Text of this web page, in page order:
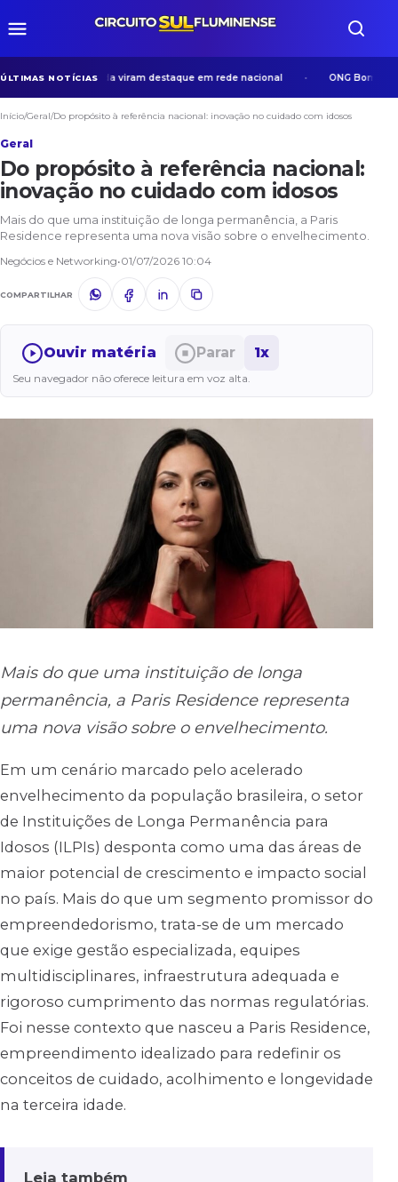
ÚLTIMAS NOTÍCIAS
em Volta Redonda viram destaque em rede nacional ONG Bom
Início/Geral/Do propósito à referência nacional: inovação no cuidado com idosos
Geral
Do propósito à referência nacional:
inovação no cuidado com idosos
Mais do que uma instituição de longa permanência, a Paris
Residence representa uma nova visão sobre o envelhecimento.
Negócios e Networking•01/07/2026 10:04
COMPARTILHAR
Ouvir matéria Parar 1x
Seu navegador não oferece leitura em voz alta.
Mais do que uma instituição de longa
permanência, a Paris Residence representa
uma nova visão sobre o envelhecimento.
Em um cenário marcado pelo acelerado
envelhecimento da população brasileira, o setor
de Instituições de Longa Permanência para
Idosos (ILPIs) desponta como uma das áreas de
maior potencial de crescimento e impacto social
no país. Mais do que um segmento promissor do
empreendedorismo, trata-se de um mercado
que exige gestão especializada, equipes
multidisciplinares, infraestrutura adequada e
rigoroso cumprimento das normas regulatórias.
Foi nesse contexto que nasceu a Paris Residence,
empreendimento idealizado para redefinir os
conceitos de cuidado, acolhimento e longevidade
na terceira idade.
Leia também